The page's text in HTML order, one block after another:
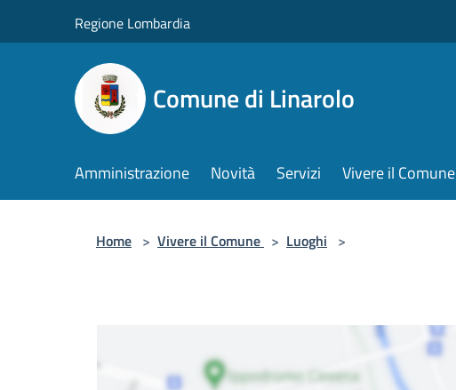
Regione Lombardia
Comune di Linarolo
Amministrazione Novità Servizi Vivere il Comune
Home > Vivere il Comune > Luoghi >